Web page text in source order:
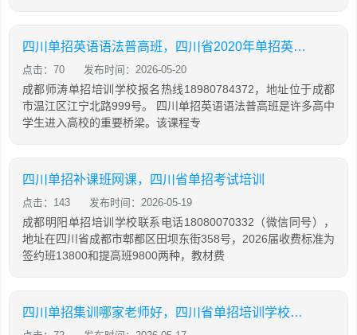
四川单招英语语法普高班，四川省2020年单招英语普高试题及答案
点击：70 发布时间：2026-05-20
成都师涛单招培训学校报名热线18980784372，地址位于成都
市温江区江宁北路999号。 四川单招英语语法普高班是许多高中
学生进入高校的重要桥梁。该课程专
四川单招补课班网课，四川省单招考试培训
点击：143 发布时间：2026-05-19
成都明阳单招培训学校联系电话18080070332（微信同号），
地址在四川省成都市郫都区田坝东街358号，2026届收费标准为
签约班13800和提高班9800两种，教材费
四川单招集训哪家老师好，四川省单招培训学校排名